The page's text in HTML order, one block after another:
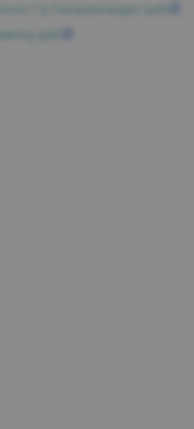
enl 7 § Transparenslagen (pdf)
(pdf)